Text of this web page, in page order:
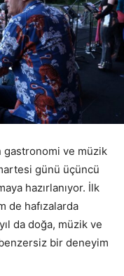
gastronomi ve müzik
günü üçüncü
hazırlanıyor. İlk
de hafızalarda
da doğa, müzik ve
bir deneyim